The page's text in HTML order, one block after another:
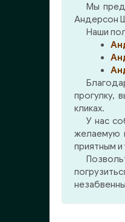
Мы
Андерсон
Наши
прогулку,
кликах.
У нас
желаемую
приятным